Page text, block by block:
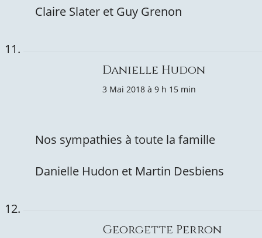
Claire Slater et Guy Grenon
Danielle Hudon
3 Mai 2018 à 9 h 15 min
Nos sympathies à toute la famille
Danielle Hudon et Martin Desbiens
Georgette Perron